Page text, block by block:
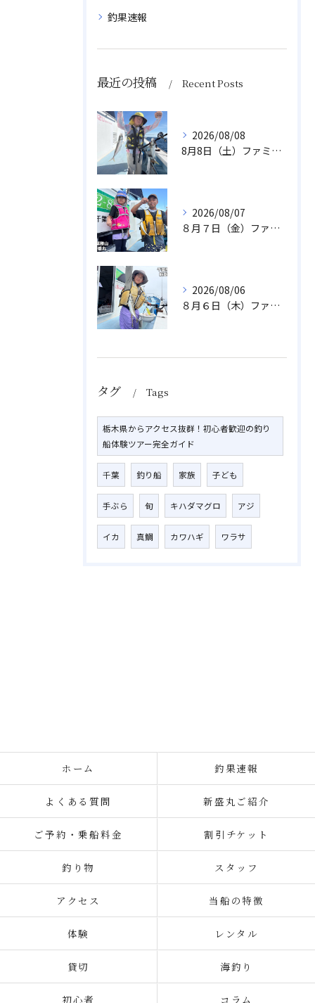
釣果速報
最近の投稿 Recent Posts
2026/08/08
8月8日（土）ファミリーアジ
2026/08/07
８月７日（金）ファミリフィッシング
2026/08/06
８月６日（木）ファミリフィッシング
タグ Tags
栃木県からアクセス抜群！初心者歓迎の釣り
船体験ツアー完全ガイド
千葉 釣り船 家族 子ども
手ぶら 旬 キハダマグロ アジ
イカ 真鯛 カワハギ ワラサ
ホーム 釣果速報
よくある質問 新盛丸ご紹介
ご予約・乗船料金 割引チケット
釣り物 スタッフ
アクセス 当船の特徴
体験 レンタル
貸切 海釣り
初心者 コラム